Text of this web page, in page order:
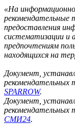
«На
рекомендательные
предоставления
систематизации и
предпочтениям
находящихся на
Документ,
рекомендательных
SPARROW.
Документ,
рекомендательных
СМИ24.